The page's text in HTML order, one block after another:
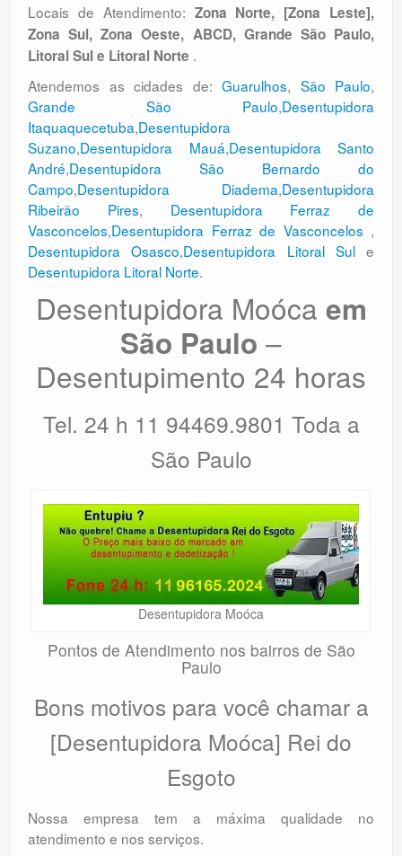
Locais de Atendimento: Zona Norte, [Zona Leste],
Zona Sul, Zona Oeste, ABCD, Grande São Paulo,
Litoral Sul e Litoral Norte .
Atendemos as cidades de: Guarulhos, São Paulo,
Grande São Paulo,Desentupidora
Itaquaquecetuba,Desentupidora
Suzano,Desentupidora Mauá,Desentupidora Santo
André,Desentupidora São Bernardo do
Campo,Desentupidora Diadema,Desentupidora
Ribeirão Pires, Desentupidora Ferraz de
Vasconcelos,Desentupidora Ferraz de Vasconcelos ,
Desentupidora Osasco,Desentupidora Litoral Sule
Desentupidora Litoral Norte.
Desentupidora Moóca em
São Paulo –
Desentupimento 24 horas
Tel. 24 h 11 94469.9801 Toda a
São Paulo
Desentupidora Moóca
Pontos de Atendimento nos bairros de São
Paulo
Bons motivos para você chamar a
[Desentupidora Moóca] Rei do
Esgoto
Nossa empresa tem a máxima qualidade no
atendimento e nos serviços.